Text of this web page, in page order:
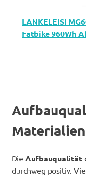
LANKELEISI
Fatbike 960Wh
Die Aufbauqualität
durchweg positiv.